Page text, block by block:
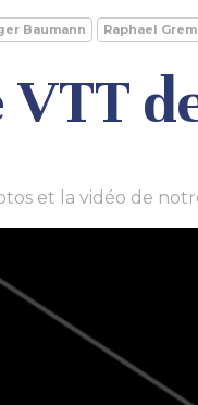
Baumann Raphael
et la vidéo de